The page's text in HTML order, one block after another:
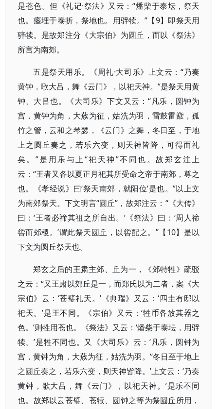
是苍色。但《礼记·祭法》又云：“燔柴于泰坛，祭天
也。瘗埋于泰折，祭地也。用骍犊。”【9】即祭天用
骍犊。是故郑注分《大宗伯》为圆丘，而以《祭法》
所言为南郊。
五是祭天用乐。《周礼·大司乐》上文云：“乃奏
黄钟，歌大吕，舞《云门》，以祀天神。”是祭天用黄
钟、大吕也。《大司乐》下文又云：“凡乐，圆钟为
宫，黄钟为角，大蔟为征，姑洗为羽，雷鼓雷鼗，孤
竹之管，云和之琴瑟，《云门》之舞，冬日至，于地
上之圆丘奏之，若乐六变，则天神皆降，可得而礼
矣。”是用乐与上“祀天神”不同也。故郑玄注上
云：“王者又各以夏正月祀其所受命之帝于南郊，尊之
也。《孝经说》曰‘祭天南郊，就阳位’是也。”以上文
为南郊祭天。下文明言“圆丘”，故郑注云：“《大传》
曰：‘王者必禘其祖之所自出。’《祭法》曰：‘周人禘
喾而郊稷。’谓此祭天圆丘，以喾配之。”【10】是以
下文为圆丘祭天也。
郑玄之后的王肃主郊、丘为一，《郊特牲》疏驳
之云：“又王肃以郊丘是一，而郑氏以为二者，案《大
宗伯》云：‘苍璧礼天。’《典瑞》又云：‘四圭有邸以
祀天。’是王不同。《宗伯》又云：‘牲币各放其器之
色。’则牲用苍也。《祭法》又云：‘燔柴于泰坛，用骍
犊。’是牲不同也。又《大司乐》云：‘凡乐，圆钟为
宫，黄钟为角，大蔟为征，姑洗为羽。’‘冬日至于地上
之圆丘奏之，若乐六变，则天神皆降。’上文云：‘乃奏
黄钟，歌大吕，舞《云门》，以祀天神。’是乐不同
也。故郑以云苍璧、苍犊、圆钟之等为祭圆丘所用，